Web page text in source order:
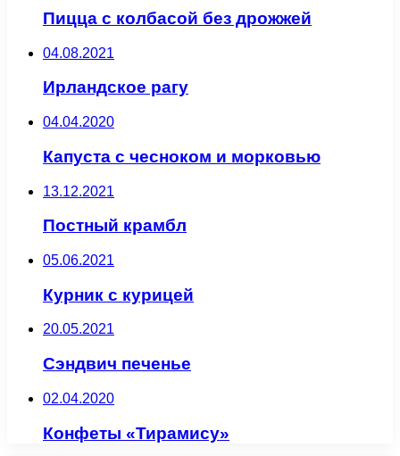
Пицца с колбасой без дрожжей
04.08.2021
Ирландское рагу
04.04.2020
Капуста с чесноком и морковью
13.12.2021
Постный крамбл
05.06.2021
Курник с курицей
20.05.2021
Сэндвич печенье
02.04.2020
Конфеты «Тирамису»